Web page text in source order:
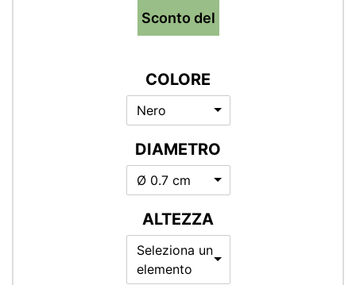
Sconto del
COLORE
Nero
DIAMETRO
Ø 0.7 cm
ALTEZZA
Seleziona un
elemento